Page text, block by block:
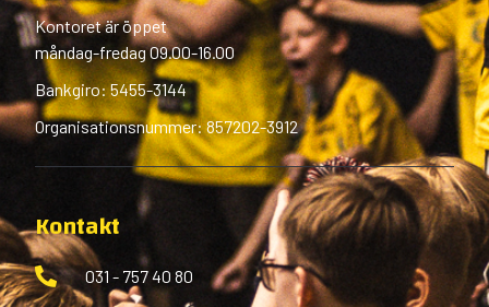
Kontoret är öppet
måndag-fredag 09.00-16.00
Bankgiro: 5455-3144
Organisationsnummer: 857202-3912
Kontakt
031 - 757 40 80